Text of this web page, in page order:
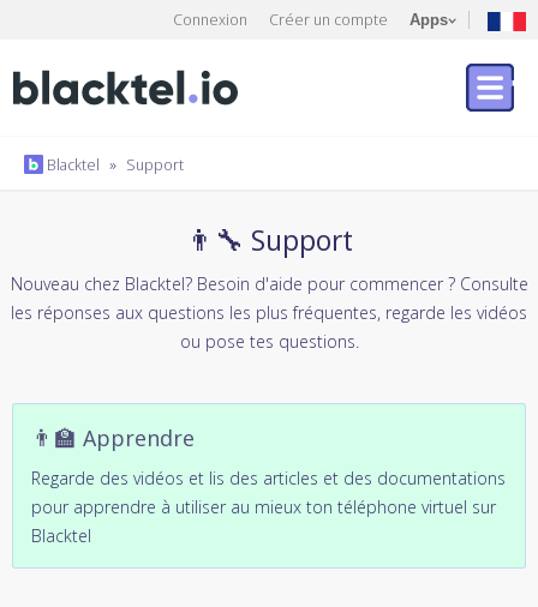
Connexion Créer un compte Apps
Blacktel » Support
👨‍🔧 Support
Nouveau chez Blacktel? Besoin d'aide pour commencer ? Consulte
les réponses aux questions les plus fréquentes, regarde les vidéos
ou pose tes questions.
👨‍🏫 Apprendre
Regarde des vidéos et lis des articles et des documentations
pour apprendre à utiliser au mieux ton téléphone virtuel sur
Blacktel